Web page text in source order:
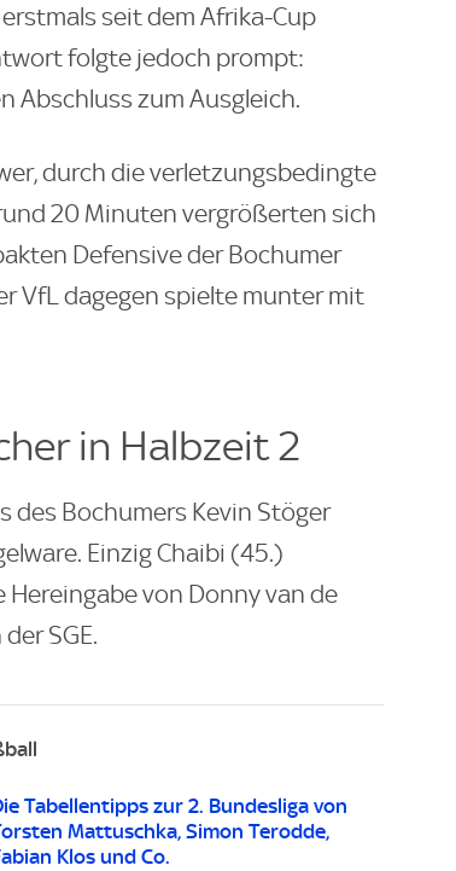
seit dem Afrika-Cup
folgte jedoch prompt:
Abschluss zum Ausgleich.
durch die verletzungsbedingte
20 Minuten vergrößerten sich
Defensive der Bochumer
VfL dagegen spielte munter mit
in Halbzeit 2
des Bochumers Kevin Stöger
Einzig Chaibi (45.)
von Donny van de
SGE.
Tabellentipps zur 2. Bundesliga von
Mattuschka, Simon Terodde,
Klos und Co.